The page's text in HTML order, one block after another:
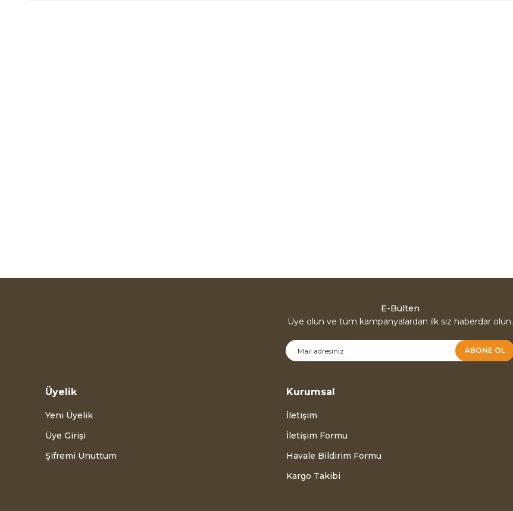
E-Bülten
Üye olun ve tüm kampanyalardan ilk siz haberdar olun.
ABONE OL
Üyelik
Yeni Üyelik
Üye Girişi
Şifremi Unuttum
Kurumsal
İletişim
İletişim Formu
Havale Bildirim Formu
Kargo Takibi